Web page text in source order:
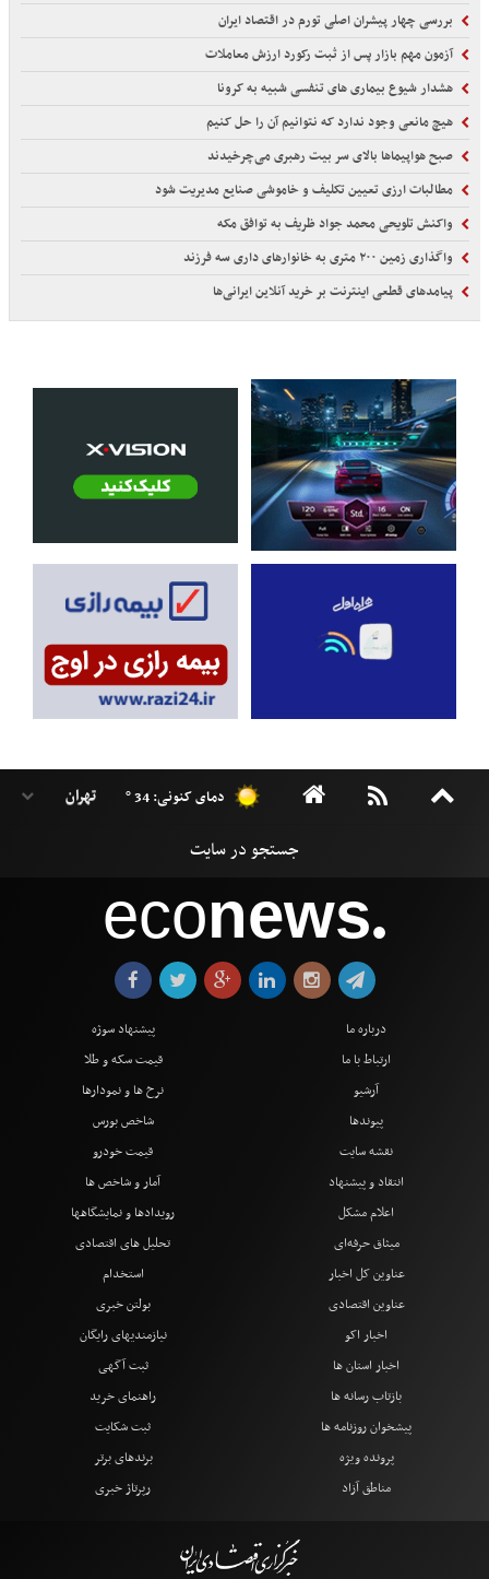
بررسی چهار پیشران اصلی تورم در اقتصاد ایران
آزمون مهم بازار پس از ثبت رکورد ارزش معاملات
هشدار شیوع بیماری‌ های تنفسی شبیه به کرونا
هیچ مانعی وجود ندارد که نتوانیم آن را حل کنیم
صبح هواپیماها بالای سر بیت رهبری می‌چرخیدند
مطالبات ارزی تعیین تکلیف و خاموشی صنایع مدیریت شود
واکنش تلویحی محمد جواد ظریف به توافق مکه
واگذاری زمین ۲۰۰ متری به خانوارهای داری سه فرزند
پیامدهای قطعی اینترنت بر خرید آنلاین ایرانی‌ها
دمای کنونی: 34 °
econews●
درباره ما
ارتباط با ما
آرشیو
پیوندها
نقشه سایت
انتقاد و پیشنهاد
اعلام مشکل
میثاق حرفه‌ای
پیشنهاد سوژه
قیمت سکه و طلا
نرخ ها و نمودارها
شاخص بورس
قیمت خودرو
آمار و شاخص ها
رویدادها و نمایشگاهها
تحلیل های اقتصادی
عناوین کل اخبار
عناوین اقتصادی
اخبار اکو
اخبار استان ها
بازتاب رسانه ها
پیشخوان روزنامه ها
پرونده ویژه
مناطق آزاد
استخدام
بولتن خبری
نیازمندیهای رایگان
ثبت آگهی
راهنمای خرید
ثبت شکایت
برندهای برتر
رپرتاژ خبری